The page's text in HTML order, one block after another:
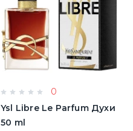
0
Ysl Libre Le Parfum Духи
50 ml